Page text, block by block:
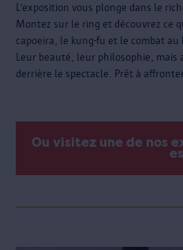
L’exposition vous plonge dans le
Montez sur le ring et découvrez ce
capoeira, le kung-fu et le combat
Leur beauté, leur philosophie,
derrière le spectacle. Prêt à
Ou visitez une de nos
es